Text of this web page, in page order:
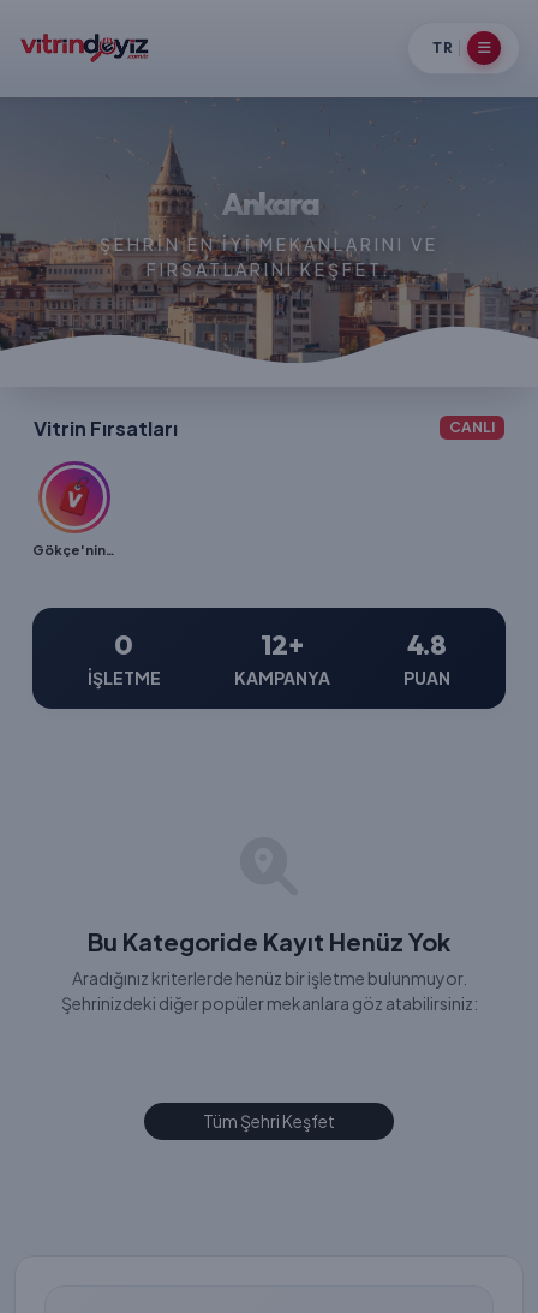
TR
Ankara
ŞEHRIN EN IYI MEKANLARINI VE
FIRSATLARINI KEŞFET.
Vitrin Fırsatları CANLI
Gökçe'nin Yeri
0
İŞLETME
12+
KAMPANYA
4.8
PUAN
Bu Kategoride Kayıt Henüz Yok
Aradığınız kriterlerde henüz bir işletme bulunmuyor.
Şehrinizdeki diğer popüler mekanlara göz atabilirsiniz:
Tüm Şehri Keşfet